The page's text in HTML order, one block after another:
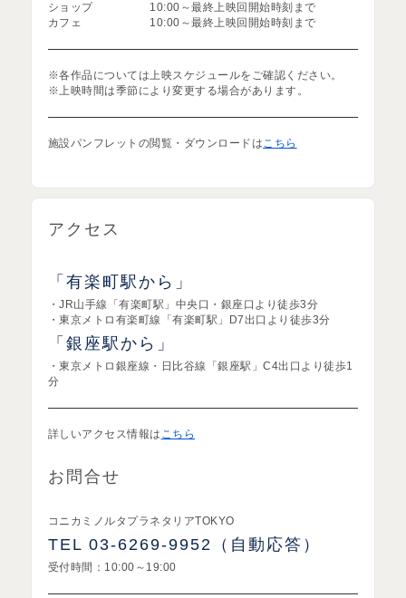
ショップ 10:00～最終上映回開始時刻まで
カフェ 10:00～最終上映回開始時刻まで
※各作品については上映スケジュールをご確認ください。
※上映時間は季節により変更する場合があります。
施設パンフレットの閲覧・ダウンロードはこちら
アクセス
「有楽町駅から」
・JR山手線「有楽町駅」中央口・銀座口より徒歩3分
・東京メトロ有楽町線「有楽町駅」D7出口より徒歩3分
「銀座駅から」
・東京メトロ銀座線・日比谷線「銀座駅」C4出口より徒歩1
分
詳しいアクセス情報は こちら
お問合せ
コニカミノルタプラネタリアTOKYO
TEL 03-6269-9952（自動応答）
受付時間：10:00～19:00